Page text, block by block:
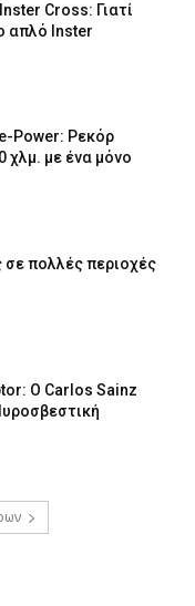
Cross: Γιατί
απλό Inster
Power: Ρεκόρ
χλμ. με ένα μόνο
σε πολλές περιοχές
Ο Carlos Sainz